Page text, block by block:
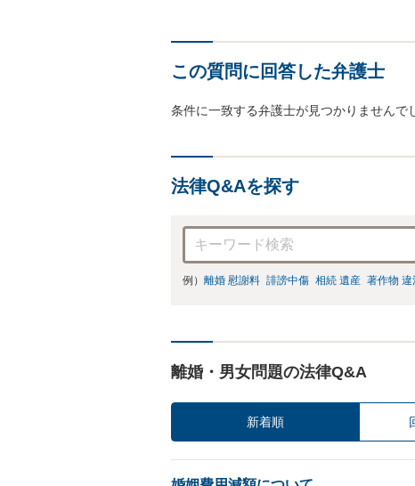
この質問に回答した弁護士
条件に一致する弁護士が見つかりませんで
法律Q&Aを探す
例） 離婚 慰謝料 誹謗中傷 相続 遺産 著作物 違
離婚・男女問題の法律Q&A
新着順